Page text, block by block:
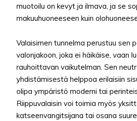
muotoilu on kevyt ja ilmava, ja se
makuuhuoneeseen kuin
Valaisimen tunnelma perustuu sen
valonjakoon, joka ei häikäise, vaan
rauhoittavan vaikutelman. Sen
yhdistämisestä helppoa erilaisiin
olipa ympäristö moderni tai
Riippuvalaisin voi toimia myös
katseenvangitsijana tai osana